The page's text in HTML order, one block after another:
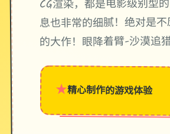
CG渲染，都是电影级别型
息也非常的细腻！绝对是
的大作！眼降着臂-沙漠追
★精心制作的游戏体验